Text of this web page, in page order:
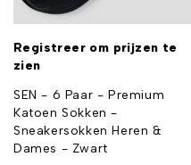
Registreer om prijzen te
zien
SEN - 6 Paar - Premium
Katoen Sokken -
Sneakersokken Heren &
Dames - Zwart